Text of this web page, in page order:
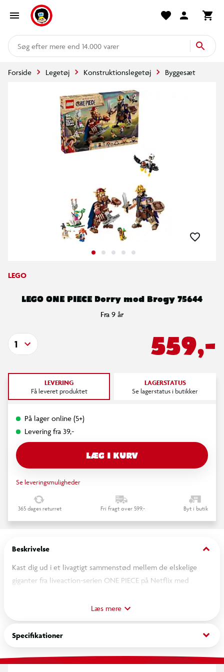
mere end 14.000 varer
Forside Legetøj Konstruktionslegetøj Byggesæt
LEGO
LEGO ONE PIECE Dorry mod Brogy 75644
Fra 9 år
559,-
1
LEVERING
Få leveret produktet
LAGERSTATUS
Se lagerstatus i butikker
På lager online (5+)
Levering fra 39,-
LÆG I KURV
Se leveringsmuligheder
365 dages returret Fri fragt over 599,- Byt i butik
Beskrivelse keyboard_arrow_down
Kast dig ud i et livagtigt sammenstød mellem de elskelige
giganter fra liveaction-serien ONE PIECE på Netflix med
(75644). Børn kan lege med de fuldt leddelte kæmper Dorry
og Brogy, flyve på gribben Miss Friday med en Hr. 13-minifigur
og springe i aktion med minifigurer af Zoro, Usopp, Hr. 3 og Ms.
Goldenweek. Det actionfyldte byggesæt er en fantastisk gave
til drenge og piger fra 9 år.
Læs mere
Specifikationer keyboard_arrow_down